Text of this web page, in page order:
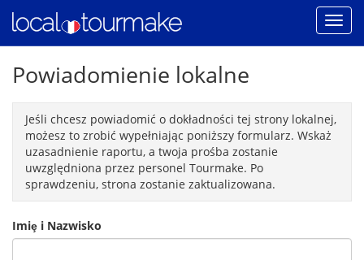
Powiadomienie lokalne
Jeśli chcesz powiadomić o dokładności tej strony lokalnej,
możesz to zrobić wypełniając poniższy formularz. Wskaż
uzasadnienie raportu, a twoja prośba zostanie
uwzględniona przez personel Tourmake. Po
sprawdzeniu, strona zostanie zaktualizowana.
Imiȩ i Nazwisko